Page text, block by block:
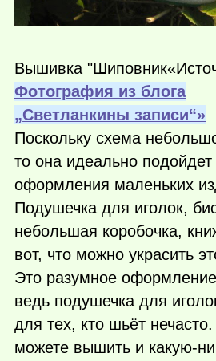
Вышивка "Шиповник
Фотография из блога
„Светланкины записи“»
Поскольку схема
то она идеально
оформления маленьких
Подушечка для иголок,
небольшая коробочка,
вот, что можно украсить
Это разумное
ведь подушечка для
для тех, кто шьёт
можете вышить и какую-